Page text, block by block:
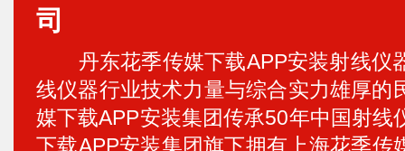
司
丹东花季传媒下载APP安装射线仪
线仪器行业技术力量与综合实力雄厚的民
媒下载APP安装集团传承50年中国射线仪
下载APP安装集团旗下拥有上海花季传媒